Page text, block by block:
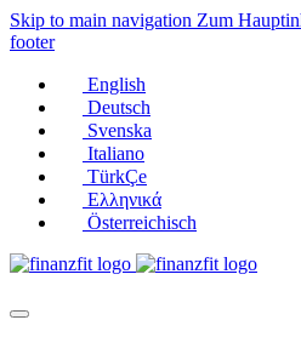
Skip to main navigation Zum
footer
English
Deutsch
Svenska
Italiano
TürkÇe
Ελληνικά
Österreichisch